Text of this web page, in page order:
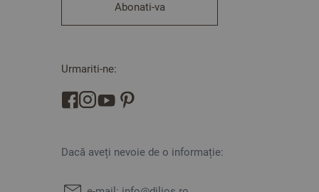
Abonati-va
Urmariti-ne:
Dacă aveți nevoie de o informație: